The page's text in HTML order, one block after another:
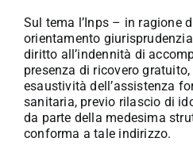
Lavora con noi
Contatti
Sul tema l’Inps – in ragione
orientamento
diritto all’indennità di
presenza di ricovero gratuito,
esaustività dell’assistenza
sanitaria, previo rilascio di
da parte della medesima
conforma a tale indirizzo.